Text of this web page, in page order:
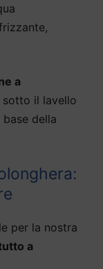
a
il lavello
della
per la nostra
a